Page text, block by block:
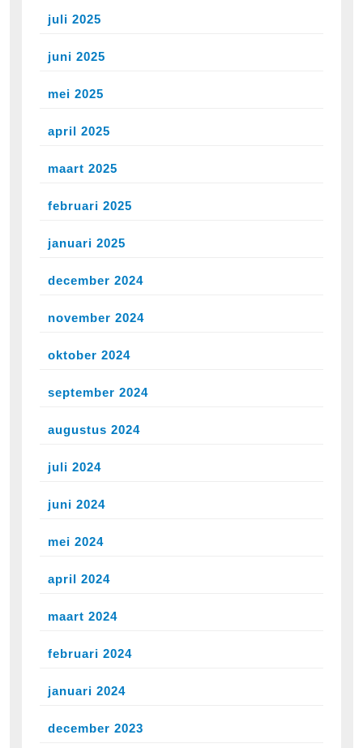
juli 2025
juni 2025
mei 2025
april 2025
maart 2025
februari 2025
januari 2025
december 2024
november 2024
oktober 2024
september 2024
augustus 2024
juli 2024
juni 2024
mei 2024
april 2024
maart 2024
februari 2024
januari 2024
december 2023